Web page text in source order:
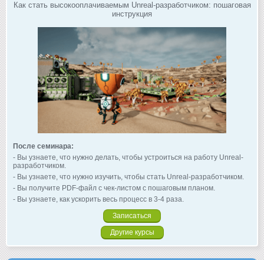
Как стать высокооплачиваемым Unreal-разработчиком: пошаговая
инструкция
После семинара:
- Вы узнаете, что нужно делать, чтобы устроиться на работу Unreal-
разработчиком.
- Вы узнаете, что нужно изучить, чтобы стать Unreal-разработчиком.
- Вы получите PDF-файл с чек-листом с пошаговым планом.
- Вы узнаете, как ускорить весь процесс в 3-4 раза.
Записаться
Другие курсы